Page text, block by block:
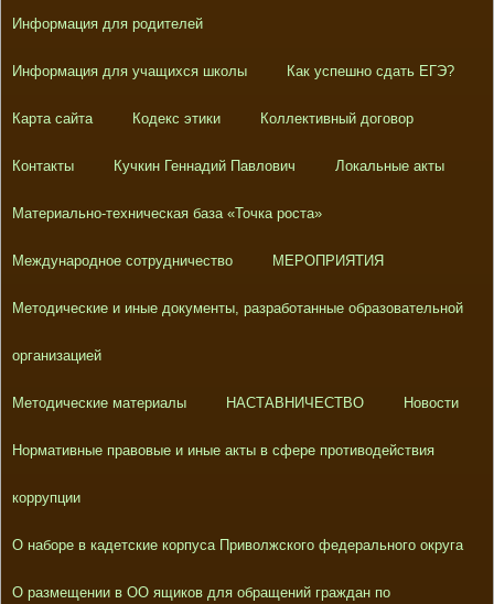
Информация для родителей
Информация для учащихся школы Как успешно сдать ЕГЭ?
Карта сайта Кодекс этики Коллективный договор
Контакты Кучкин Геннадий Павлович Локальные акты
Материально-техническая база «Точка роста»
Международное сотрудничество МЕРОПРИЯТИЯ
Методические и иные документы, разработанные образовательной
организацией
Методические материалы НАСТАВНИЧЕСТВО Новости
Нормативные правовые и иные акты в сфере противодействия
коррупции
О наборе в кадетские корпуса Приволжского федерального округа
О размещении в ОО ящиков для обращений граждан по